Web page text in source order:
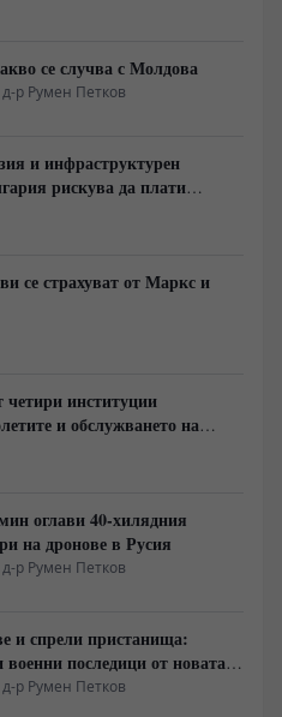
се случва с Молдова
р Румен Петков
и инфраструктурен
рискува да плати
на Европа с
се страхуват от Маркс и
институции
и обслужването на
у нас
оглави 40-хилядния
на дронове в Русия
р Румен Петков
и спрели пристанища:
последици от новата
р Румен Петков